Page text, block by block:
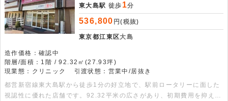
東大島駅 徒歩 1分
536,800 円(税抜)
東京都江東区大島
造作価格：確認中
階層/面積：1階 / 92.32㎡(27.93坪)
現業態：クリニック
引渡状態：営業中/居抜き
都営新宿線東大島駅から徒歩1分の好立地で、駅前ロータリーに面した
視認性に優れた店舗です。92.32平米の広さがあり、初期費用を抑えや